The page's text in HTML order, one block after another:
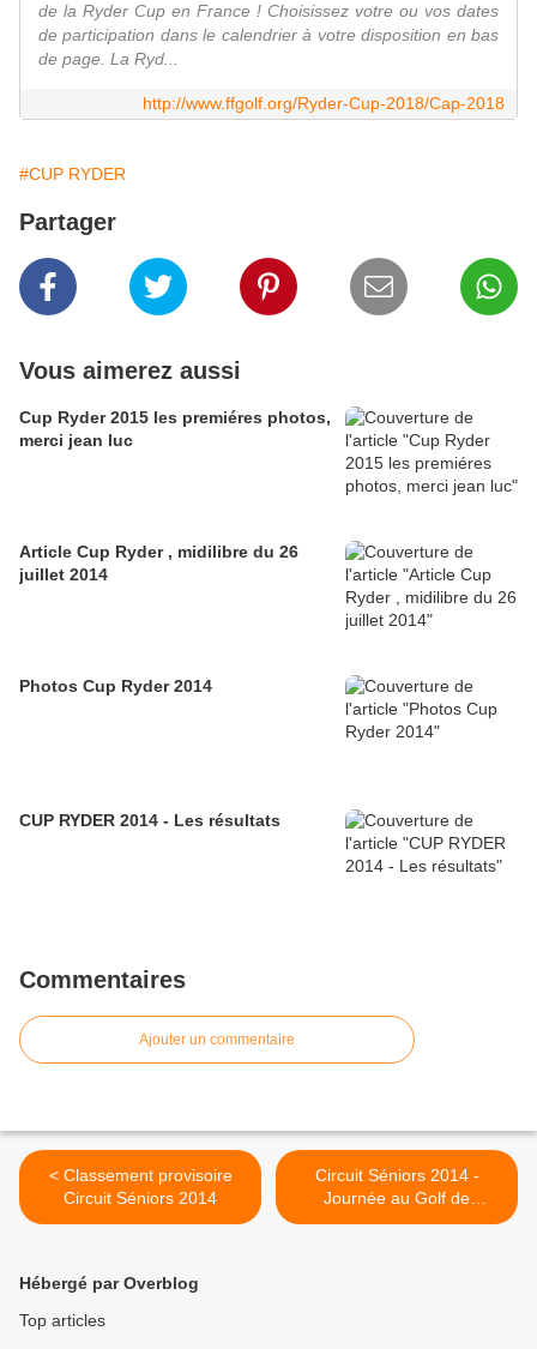
de la Ryder Cup en France ! Choisissez votre ou vos dates
de participation dans le calendrier à votre disposition en bas
de page. La Ryd...
http://www.ffgolf.org/Ryder-Cup-2018/Cap-2018
#CUP RYDER
Partager
Vous aimerez aussi
Cup Ryder 2015 les premiéres photos,
merci jean luc
Article Cup Ryder , midilibre du 26
juillet 2014
Photos Cup Ryder 2014
CUP RYDER 2014 - Les résultats
Commentaires
Ajouter un commentaire
< Classement provisoire
Circuit Séniors 2014
Circuit Séniors 2014 -
Journée au Golf de
Carcassonne >
Hébergé par Overblog
Top articles